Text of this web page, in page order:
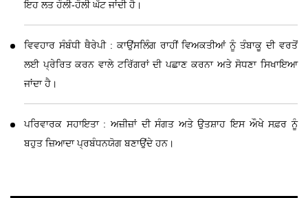
ਇਹ ਲਤ ਹੌਲੀ-ਹੌਲੀ ਘੱਟ ਜਾਂਦੀ ਹੈ।
ਵਿਵਹਾਰ ਸੰਬੰਧੀ ਥੈਰੇਪੀ : ਕਾਉਂਸਲਿੰਗ ਰਾਹੀਂ ਵਿਅਕਤੀਆਂ ਨੂੰ ਤੰਬਾਕੂ ਦੀ ਵਰਤੋਂ
ਲਈ ਪ੍ਰੇਰਿਤ ਕਰਨ ਵਾਲੇ ਟਰਿੱਗਰਾਂ ਦੀ ਪਛਾਣ ਕਰਨਾ ਅਤੇ ਸੋਧਣਾ ਸਿਖਾਇਆ
ਜਾਂਦਾ ਹੈ।
ਪਰਿਵਾਰਕ ਸਹਾਇਤਾ : ਅਜ਼ੀਜ਼ਾਂ ਦੀ ਸੰਗਤ ਅਤੇ ਉਤਸ਼ਾਹ ਇਸ ਔਖੇ ਸਫ਼ਰ ਨੂੰ
ਬਹੁਤ ਜ਼ਿਆਦਾ ਪ੍ਰਬੰਧਨਯੋਗ ਬਣਾਉਂਦੇ ਹਨ।